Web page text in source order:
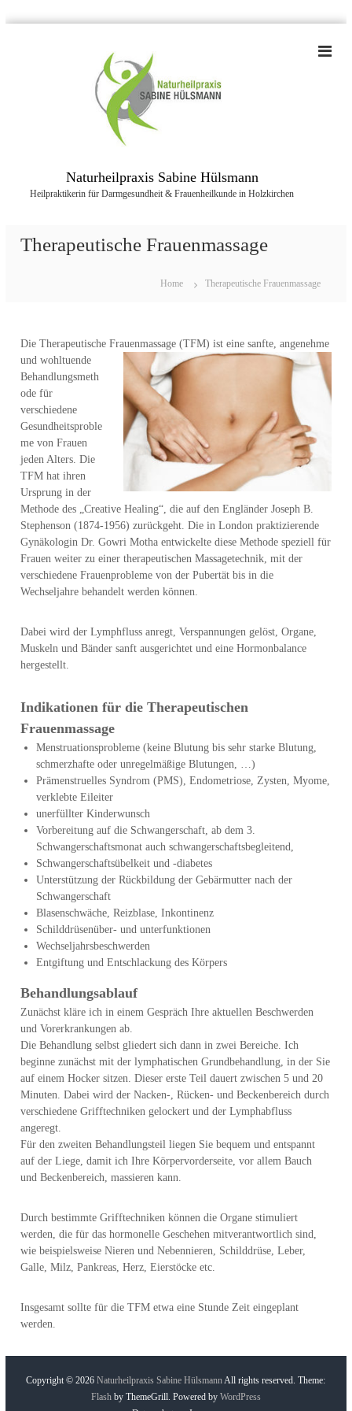
Naturheilpraxis Sabine Hülsmann
Heilpraktikerin für Darmgesundheit & Frauenheilkunde in Holzkirchen
Therapeutische Frauenmassage
Home Therapeutische Frauenmassage
Die Therapeutische Frauenmassage (TFM) ist eine sanfte, angenehme
undwohltuende
Behandlungsmeth
ode für
verschiedene
Gesundheitsproble
me von Frauen
jeden Alters. Die
TFM hat ihren
Ursprung in der
Methode des „Creative Healing“, die auf den Engländer Joseph B.
Stephenson (1874-1956) zurückgeht. Die in London praktizierende
Gynäkologin Dr. Gowri Motha entwickelte diese Methode speziell für
Frauen weiter zu einer therapeutischen Massagetechnik, mit der
verschiedene Frauenprobleme von der Pubertät bis in die
Wechseljahre behandelt werden können.
Dabei wird der Lymphfluss anregt, Verspannungen gelöst, Organe,
Muskeln und Bänder sanft ausgerichtet und eine Hormonbalance
hergestellt.
Indikationen für die Therapeutischen
Frauenmassage
Menstruationsprobleme (keine Blutung bis sehr starke Blutung,
schmerzhafte oder unregelmäßige Blutungen, …)
Prämenstruelles Syndrom (PMS), Endometriose, Zysten, Myome,
verklebte Eileiter
unerfüllter Kinderwunsch
Vorbereitung auf die Schwangerschaft, ab dem 3.
Schwangerschaftsmonat auch schwangerschaftsbegleitend,
Schwangerschaftsübelkeit und -diabetes
Unterstützung der Rückbildung der Gebärmutter nach der
Schwangerschaft
Blasenschwäche, Reizblase, Inkontinenz
Schilddrüsenüber- und unterfunktionen
Wechseljahrsbeschwerden
Entgiftung und Entschlackung des Körpers
Behandlungsablauf
Zunächst kläre ich in einem Gespräch Ihre aktuellen Beschwerden
und Vorerkrankungen ab.
Die Behandlung selbst gliedert sich dann in zwei Bereiche. Ich
beginne zunächst mit der lymphatischen Grundbehandlung, in der Sie
auf einem Hocker sitzen. Dieser erste Teil dauert zwischen 5 und 20
Minuten. Dabei wird der Nacken-, Rücken- und Beckenbereich durch
verschiedene Grifftechniken gelockert und der Lymphabfluss
angeregt.
Für den zweiten Behandlungsteil liegen Sie bequem und entspannt
auf der Liege, damit ich Ihre Körpervorderseite, vor allem Bauch
und Beckenbereich, massieren kann.
Durch bestimmte Grifftechniken können die Organe stimuliert
werden, die für das hormonelle Geschehen mitverantwortlich sind,
wie beispielsweise Nieren und Nebennieren, Schilddrüse, Leber,
Galle, Milz, Pankreas, Herz, Eierstöcke etc.
Insgesamt sollte für die TFM etwa eine Stunde Zeit eingeplant
werden.
Copyright © 2026Naturheilpraxis Sabine HülsmannAll rights reserved. Theme:
Flashby ThemeGrill. Powered by WordPress